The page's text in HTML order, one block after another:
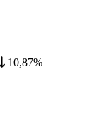
10,87%